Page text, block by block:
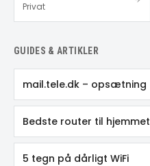
Privat
GUIDES & ARTIKLER
mail.tele.dk – opsætning
Bedste router til hjemmet
5 tegn på dårligt WiFi